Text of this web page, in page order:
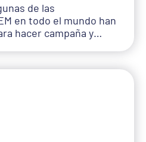
de las
en todo el mundo han
hacer campaña y…